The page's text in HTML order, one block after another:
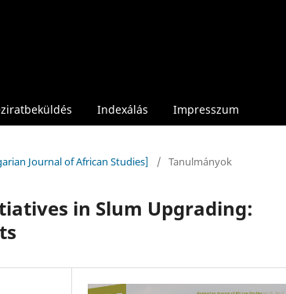
Indexálás Impresszum
Journal of African Studies] / Tanulmányok
in Slum Upgrading: